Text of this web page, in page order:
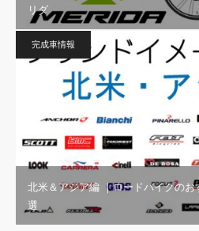
リダ
完成車情報
北米＆アジア編 ｜ロードバイクの
選